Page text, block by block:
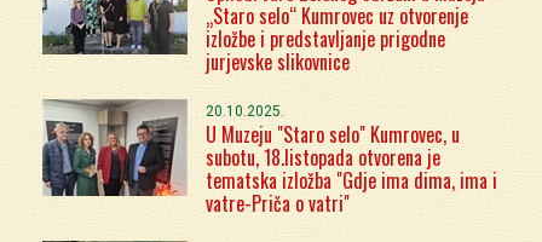
„Staro selo“ Kumrovec uz otvorenje
izložbe i predstavljanje prigodne
jurjevske slikovnice
20.10.2025.
U Muzeju "Staro selo" Kumrovec, u
subotu, 18.listopada otvorena je
tematska izložba "Gdje ima dima, ima i
vatre-Priča o vatri"